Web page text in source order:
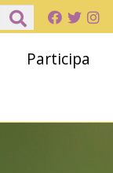
Participa